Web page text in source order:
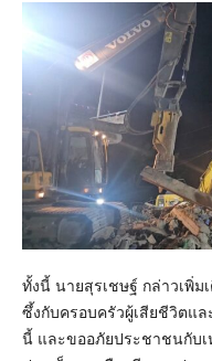
ทั้งนี้ นายสุรเชษฐ์ กล่าวเพิ่ม
ซึ้งกับครอบครัวผู้เสียชีวิตแ
นี้ และขออภัยประชาชนกับ